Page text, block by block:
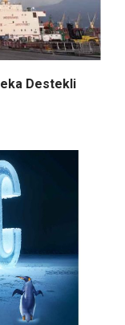
Destekli